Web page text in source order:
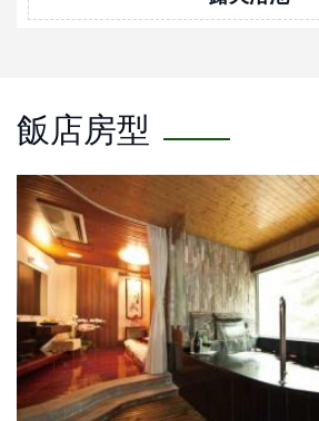
飯店房型